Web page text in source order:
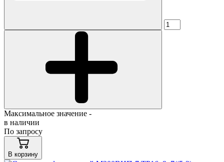
Максимальное значение -
в наличии
По запросу
В корзину